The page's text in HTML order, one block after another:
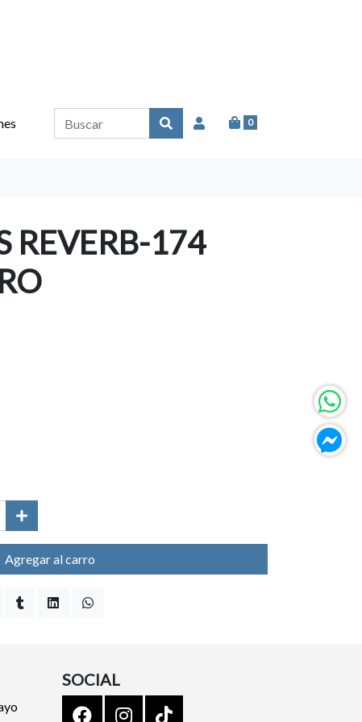
0
REVERB-174
Agregar al carro
SOCIAL